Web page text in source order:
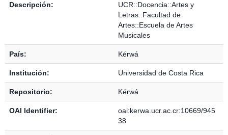
Descripción:
UCR::Docencia::Artes y
Letras::Facultad de
Artes::Escuela de Artes
Musicales
País: Kérwá
Institución: Universidad de Costa Rica
Repositorio: Kérwá
OAI Identifier:
oai:kerwa.ucr.ac.cr:10669/945
38